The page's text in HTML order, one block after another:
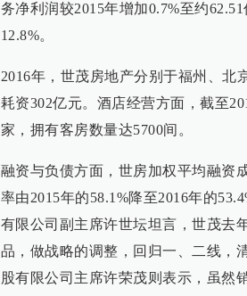
务净利润较2015年增加0.7%至约
12.8%。
2016年，世茂房地产分别于福州、北
耗资302亿元。酒店经营方面，截至
家，拥有客房数量达5700间。
融资与负债方面，世房加权平均融资
率由2015年的58.1%降至2016年的
有限公司副主席许世坛坦言，世茂去
品，做战略的调整，回归一、二线，
股有限公司主席许荣茂则表示，虽然